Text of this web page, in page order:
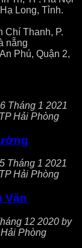
Long, Tỉnh.
Chí Thanh, P.
nẵng
Phú, Quận 2,
Tháng 1 2021
Hải Phòng
Tháng 1 2021
Hải Phòng
Văn
12 2020 by
Phòng